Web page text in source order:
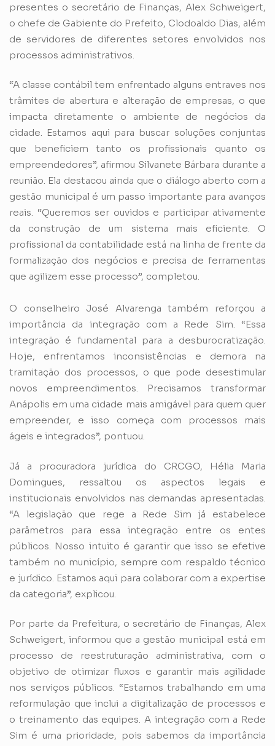
presentes o secretário de Finanças, Alex Schweigert,
o chefe de Gabiente do Prefeito, Clodoaldo Dias, além
de servidores de diferentes setores envolvidos nos
processos administrativos.
“A classe contábil tem enfrentado alguns entraves nos
trâmites de abertura e alteração de empresas, o que
impacta diretamente o ambiente de negócios da
cidade. Estamos aqui para buscar soluções conjuntas
que beneficiem tanto os profissionais quanto os
empreendedores”, afirmou Silvanete Bárbara durante a
reunião. Ela destacou ainda que o diálogo aberto com a
gestão municipal é um passo importante para avanços
reais. “Queremos ser ouvidos e participar ativamente
da construção de um sistema mais eficiente. O
profissional da contabilidade está na linha de frente da
formalização dos negócios e precisa de ferramentas
que agilizem esse processo”, completou.
O conselheiro José Alvarenga também reforçou a
importância da integração com a Rede Sim. “Essa
integração é fundamental para a desburocratização.
Hoje, enfrentamos inconsistências e demora na
tramitação dos processos, o que pode desestimular
novos empreendimentos. Precisamos transformar
Anápolis em uma cidade mais amigável para quem quer
empreender, e isso começa com processos mais
ágeis e integrados”, pontuou.
Já a procuradora jurídica do CRCGO, Hélia Maria
Domingues, ressaltou os aspectos legais e
institucionais envolvidos nas demandas apresentadas.
“A legislação que rege a Rede Sim já estabelece
parâmetros para essa integração entre os entes
públicos. Nosso intuito é garantir que isso se efetive
também no município, sempre com respaldo técnico
e jurídico. Estamos aqui para colaborar com a expertise
da categoria”, explicou.
Por parte da Prefeitura, o secretário de Finanças, Alex
Schweigert, informou que a gestão municipal está em
processo de reestruturação administrativa, com o
objetivo de otimizar fluxos e garantir mais agilidade
nos serviços públicos. “Estamos trabalhando em uma
reformulação que inclui a digitalização de processos e
o treinamento das equipes. A integração com a Rede
Sim é uma prioridade, pois sabemos da importância